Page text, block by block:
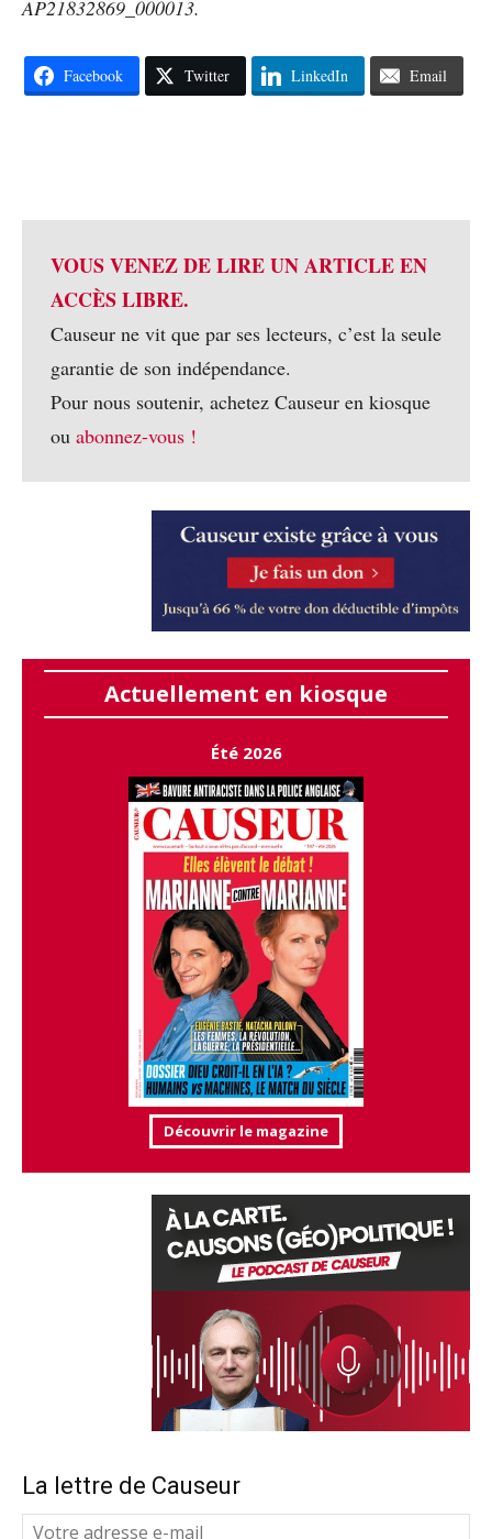
AP21832869_000013.
Facebook Twitter LinkedIn Email
VOUS VENEZ DE LIRE UN ARTICLE EN
ACCÈS LIBRE.
Causeur ne vit que par ses lecteurs, c’est la seule
garantie de son indépendance.
Pour nous soutenir, achetez Causeur en kiosque
ou abonnez-vous !
Actuellement en kiosque
Été 2026
Découvrir le magazine
La lettre de Causeur